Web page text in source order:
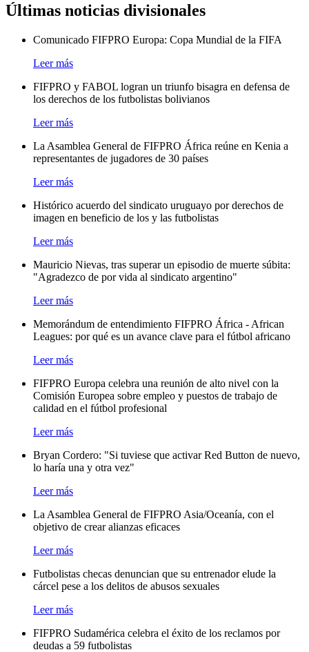
Últimas noticias divisionales
Comunicado FIFPRO Europa: Copa Mundial de la FIFA
Leer más
FIFPRO y FABOL logran un triunfo bisagra en defensa de
los derechos de los futbolistas bolivianos
Leer más
La Asamblea General de FIFPRO África reúne en Kenia a
representantes de jugadores de 30 países
Leer más
Histórico acuerdo del sindicato uruguayo por derechos de
imagen en beneficio de los y las futbolistas
Leer más
Mauricio Nievas, tras superar un episodio de muerte súbita:
"Agradezco de por vida al sindicato argentino"
Leer más
Memorándum de entendimiento FIFPRO África - African
Leagues: por qué es un avance clave para el fútbol africano
Leer más
FIFPRO Europa celebra una reunión de alto nivel con la
Comisión Europea sobre empleo y puestos de trabajo de
calidad en el fútbol profesional
Leer más
Bryan Cordero: "Si tuviese que activar Red Button de nuevo,
lo haría una y otra vez"
Leer más
La Asamblea General de FIFPRO Asia/Oceanía, con el
objetivo de crear alianzas eficaces
Leer más
Futbolistas checas denuncian que su entrenador elude la
cárcel pese a los delitos de abusos sexuales
Leer más
FIFPRO Sudamérica celebra el éxito de los reclamos por
deudas a 59 futbolistas